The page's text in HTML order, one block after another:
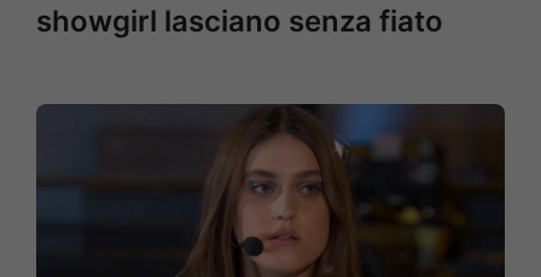
showgirl lasciano senza fiato